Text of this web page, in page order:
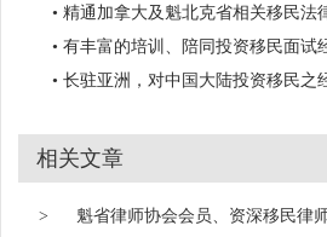
• 精通加拿大及魁北克省相关移民法
• 有丰富的培训、陪同投资移民面试
• 长驻亚洲，对中国大陆投资移民之
相关文章
> 魁省律师协会会员、资深移民律